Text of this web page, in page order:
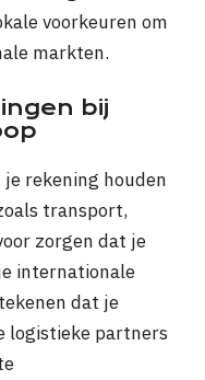
voorkeuren om
markten.
bij
rekening houden
transport,
zorgen dat je
internationale
dat je
logistieke partners